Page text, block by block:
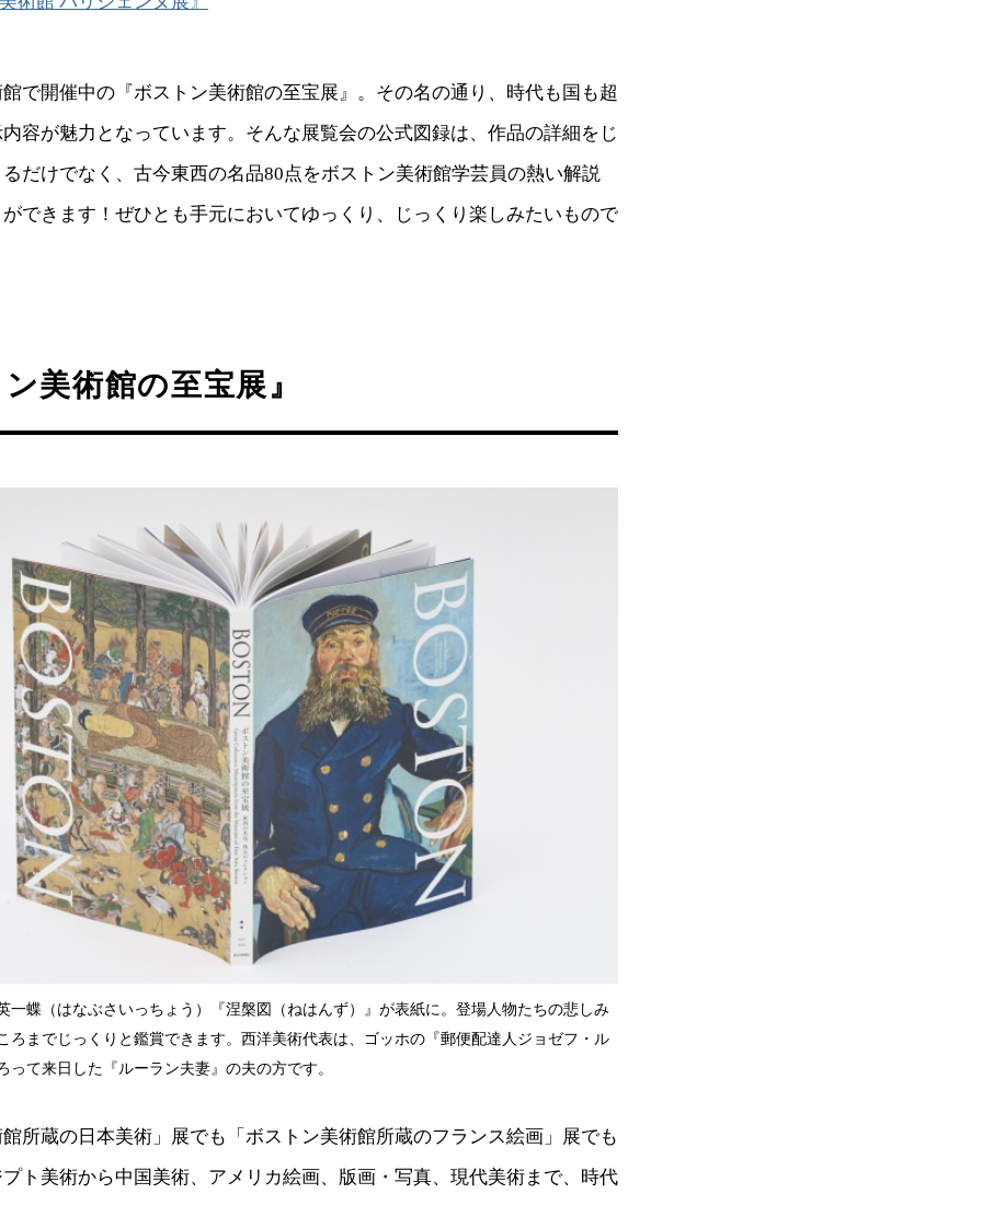
で開催中の『ボストン美術館の至宝展』。その名の通り、時代も国も超
容が魅力となっています。そんな展覧会の公式図録は、作品の詳細をじ
だけでなく、古今東西の名品80点をボストン美術館学芸員の熱い解説
できます！ぜひとも手元においてゆっくり、じっくり楽しみたいもので
美術館の至宝展』
一蝶（はなぶさいっちょう）『涅槃図（ねはんず）』が表紙に。登場人物たちの悲しみ
ろまでじっくりと鑑賞できます。西洋美術代表は、ゴッホの『郵便配達人ジョゼフ・ル
って来日した『ルーラン夫妻』の夫の方です。
所蔵の日本美術」展でも「ボストン美術館所蔵のフランス絵画」展でも
ト美術から中国美術、アメリカ絵画、版画・写真、現代美術まで、時代